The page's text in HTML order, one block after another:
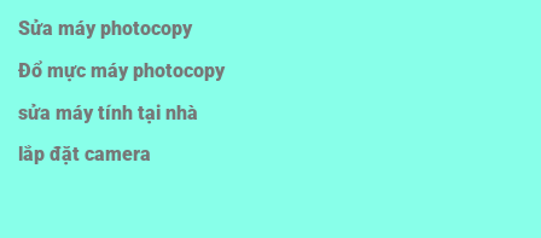
Sửa máy photocopy
Đổ mực máy photocopy
sửa máy tính tại nhà
lắp đặt camera